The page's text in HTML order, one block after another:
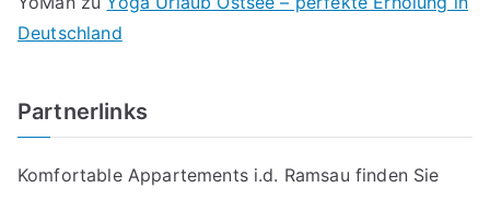
Deutschland
Partnerlinks
Komfortable Appartements i.d. Ramsau finden Sie